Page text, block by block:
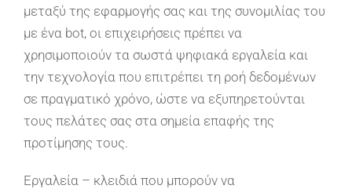
μεταξύ της εφαρμογής σας και της συνομιλίας του
με ένα bot, οι επιχειρήσεις πρέπει να
χρησιμοποιούν τα σωστά ψηφιακά εργαλεία και
την τεχνολογία που επιτρέπει τη ροή δεδομένων
σε πραγματικό χρόνο, ώστε να εξυπηρετούνται
τους πελάτες σας στα σημεία επαφής της
προτίμησης τους.
Εργαλεία – κλειδιά που μπορούν να